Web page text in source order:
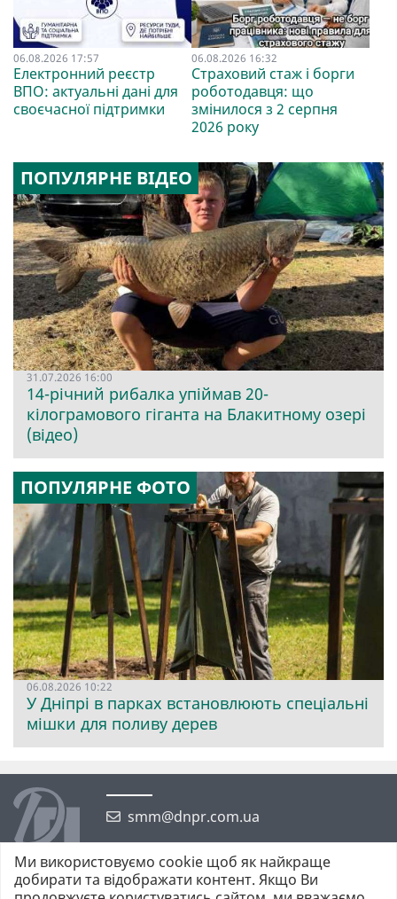
06.08.2026 17:57
Електронний реєстр
ВПО: актуальні дані для
своєчасної підтримки
06.08.2026 16:32
Страховий стаж і борги
роботодавця: що
змінилося з 2 серпня
2026 року
ПОПУЛЯРНЕ ВІДЕО
31.07.2026 16:00
14-річний рибалка упіймав 20-
кілограмового гіганта на Блакитному озері
(відео)
ПОПУЛЯРНЕ ФОТО
06.08.2026 10:22
У Дніпрі в парках встановлюють спеціальні
мішки для поливу дерев
smm@dnpr.com.ua
Ми використовуємо cookie щоб як найкраще
добирати та відображати контент. Якщо Ви